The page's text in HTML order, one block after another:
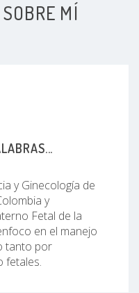
MÍ
y Ginecología de
y
Fetal de la
en el manejo
tanto por
fetales.